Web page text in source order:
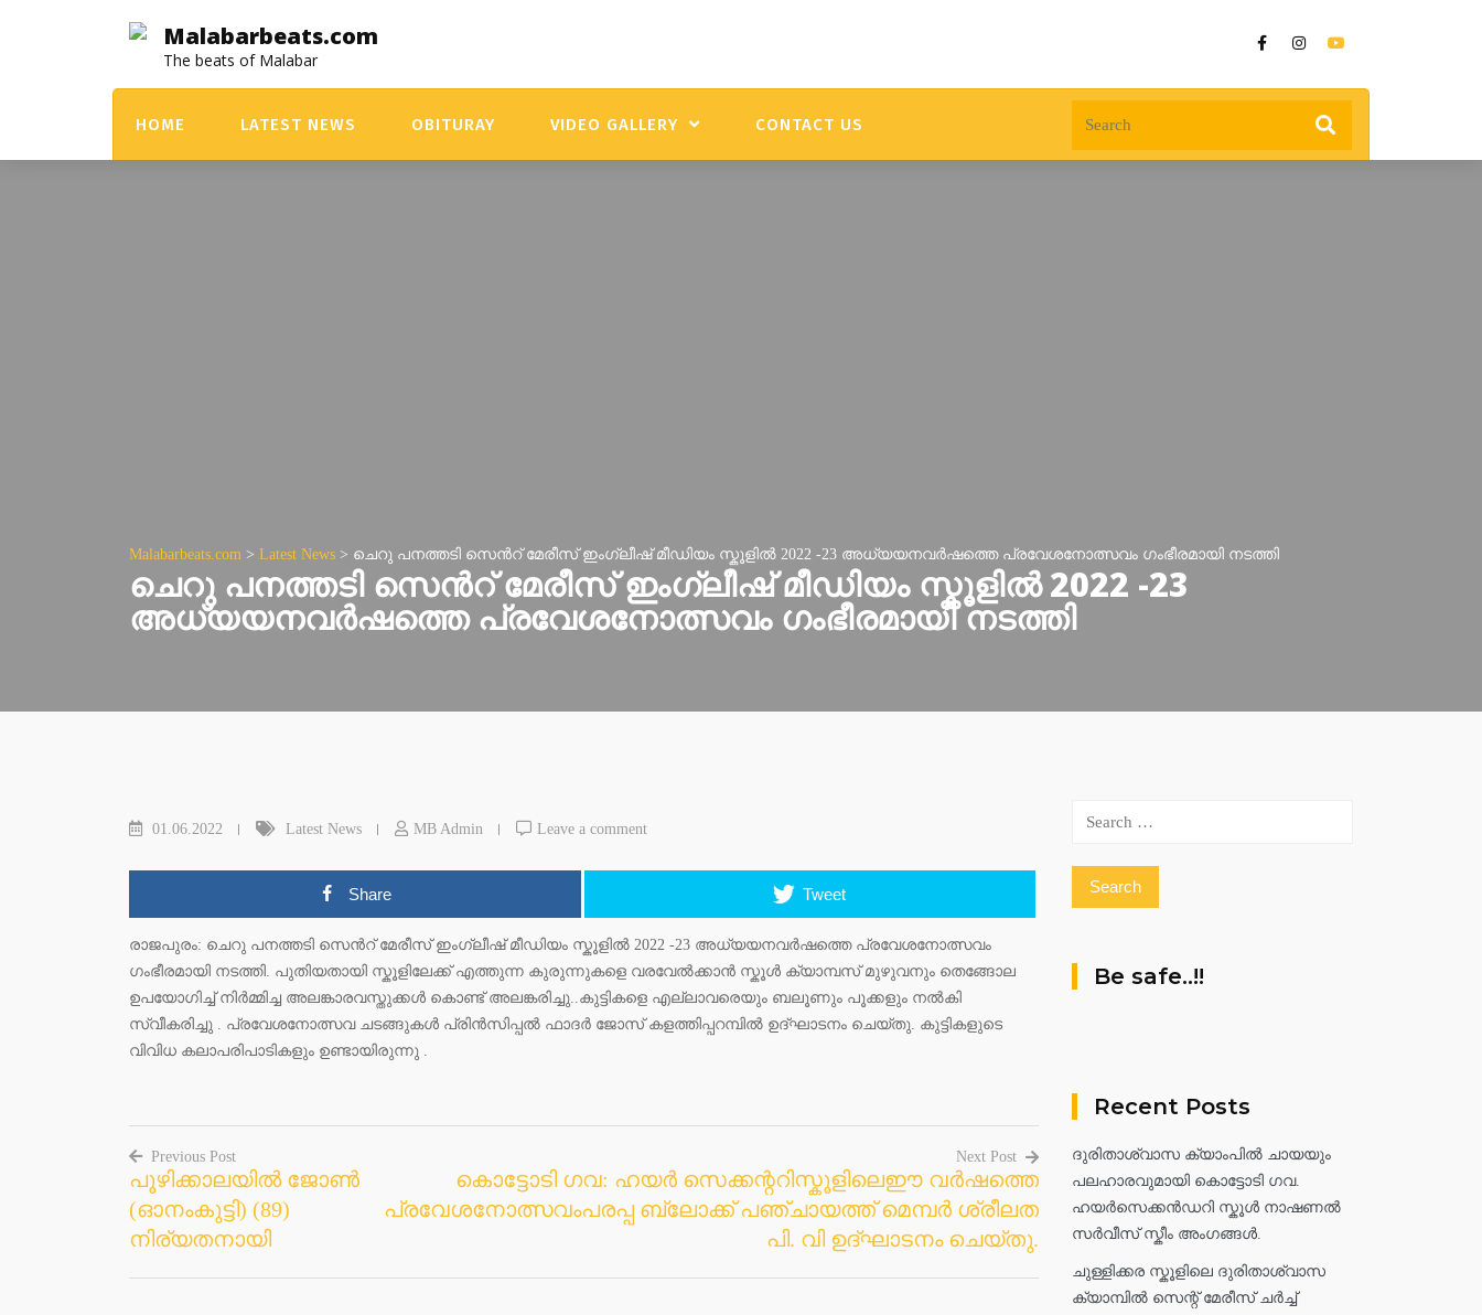
Malabarbeats.com
The beats of Malabar
HOME LATEST NEWS OBITURAY VIDEO GALLERY CONTACT US
Malabarbeats.com > Latest News > ചെറു പനത്തടി സെൻറ് മേരീസ് ഇംഗ്ലീഷ് മീഡിയം സ്കൂളിൽ 2022 -23 അധ്യയനവർഷത്തെ പ്രവേശനോത്സവം ഗംഭീരമായി നടത്തി
ചെറു പനത്തടി സെൻറ് മേരീസ് ഇംഗ്ലീഷ് മീഡിയം സ്കൂളിൽ 2022 -23
അധ്യയനവർഷത്തെ പ്രവേശനോത്സവം ഗംഭീരമായി നടത്തി
01.06.2022 Latest News MB Admin Leave a comment
Share Tweet
രാജപുരം: ചെറു പനത്തടി സെൻറ് മേരീസ് ഇംഗ്ലീഷ് മീഡിയം സ്കൂളിൽ 2022 -23 അധ്യയനവർഷത്തെ പ്രവേശനോത്സവം
ഗംഭീരമായി നടത്തി. പുതിയതായി സ്കൂളിലേക്ക് എത്തുന്ന കുരുന്നുകളെ വരവേൽക്കാൻ സ്കൂൾ ക്യാമ്പസ് മുഴുവനും തെങ്ങോല
ഉപയോഗിച്ച് നിർമ്മിച്ച അലങ്കാരവസ്തുക്കൾ കൊണ്ട് അലങ്കരിച്ചു..കുട്ടികളെ എല്ലാവരെയും ബലൂണും പൂക്കളും നൽകി
സ്വീകരിച്ചു . പ്രവേശനോത്സവ ചടങ്ങുകൾ പ്രിൻസിപ്പൽ ഫാദർ ജോസ് കളത്തിപ്പറമ്പിൽ ഉദ്ഘാടനം ചെയ്തു. കുട്ടികളുടെ
വിവിധ കലാപരിപാടികളും ഉണ്ടായിരുന്നു .
Post
navigation
Previous Post
പൂഴിക്കാലയിൽ ജോൺ
(ഓനംകുട്ടി) (89)
നിര്യതനായി
Next Post
കൊട്ടോടി ഗവ: ഹയർ സെക്കന്ററിസ്കൂളിലെഈ വർഷത്തെ
പ്രവേശനോത്സവംപരപ്പ ബ്ലോക്ക് പഞ്ചായത്ത് മെമ്പർ ശ്രീലത
പി. വി ഉദ്ഘാടനം ചെയ്തു.
Be safe..!!
Recent Posts
ദുരിതാശ്വാസ ക്യാംപിൽ ചായയും
പലഹാരവുമായി കൊട്ടോടി ഗവ.
ഹയർസെക്കൻഡറി സ്കൂൾ നാഷണൽ
സർവീസ് സ്കീം അംഗങ്ങൾ.
ചുള്ളിക്കര സ്കൂളിലെ ദുരിതാശ്വാസ
ക്യാമ്പിൽ സെന്റ് മേരീസ് ചർച്ച്